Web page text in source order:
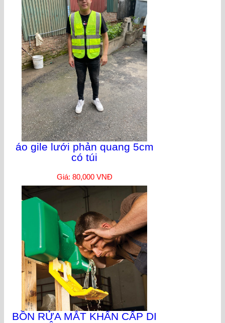
áo gile lưới phản quang 5cm
có túi
Giá: 80,000 VNĐ
BỒN RỬA MẮT KHẨN CẤP DI